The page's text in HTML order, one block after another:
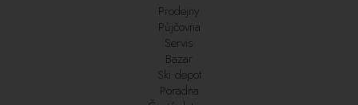
Prodejny
Půjčovna
Servis
Bazar
Ski depot
Poradna